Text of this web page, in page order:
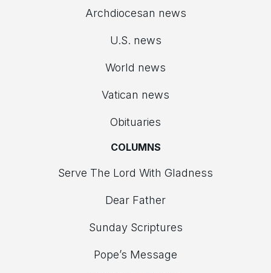
Archdiocesan news
U.S. news
World news
Vatican news
Obituaries
COLUMNS
Serve The Lord With Gladness
Dear Father
Sunday Scriptures
Pope’s Message